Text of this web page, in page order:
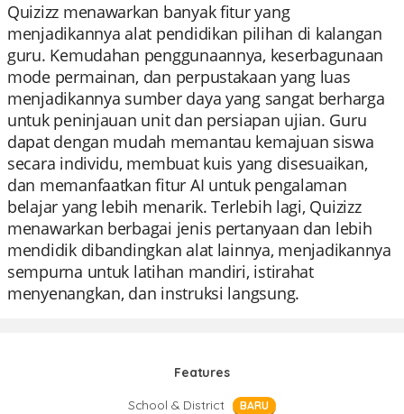
Quizizz menawarkan banyak fitur yang
menjadikannya alat pendidikan pilihan di kalangan
guru. Kemudahan penggunaannya, keserbagunaan
mode permainan, dan perpustakaan yang luas
menjadikannya sumber daya yang sangat berharga
untuk peninjauan unit dan persiapan ujian. Guru
dapat dengan mudah memantau kemajuan siswa
secara individu, membuat kuis yang disesuaikan,
dan memanfaatkan fitur AI untuk pengalaman
belajar yang lebih menarik. Terlebih lagi, Quizizz
menawarkan berbagai jenis pertanyaan dan lebih
mendidik dibandingkan alat lainnya, menjadikannya
sempurna untuk latihan mandiri, istirahat
menyenangkan, dan instruksi langsung.
Features
School & District
BARU